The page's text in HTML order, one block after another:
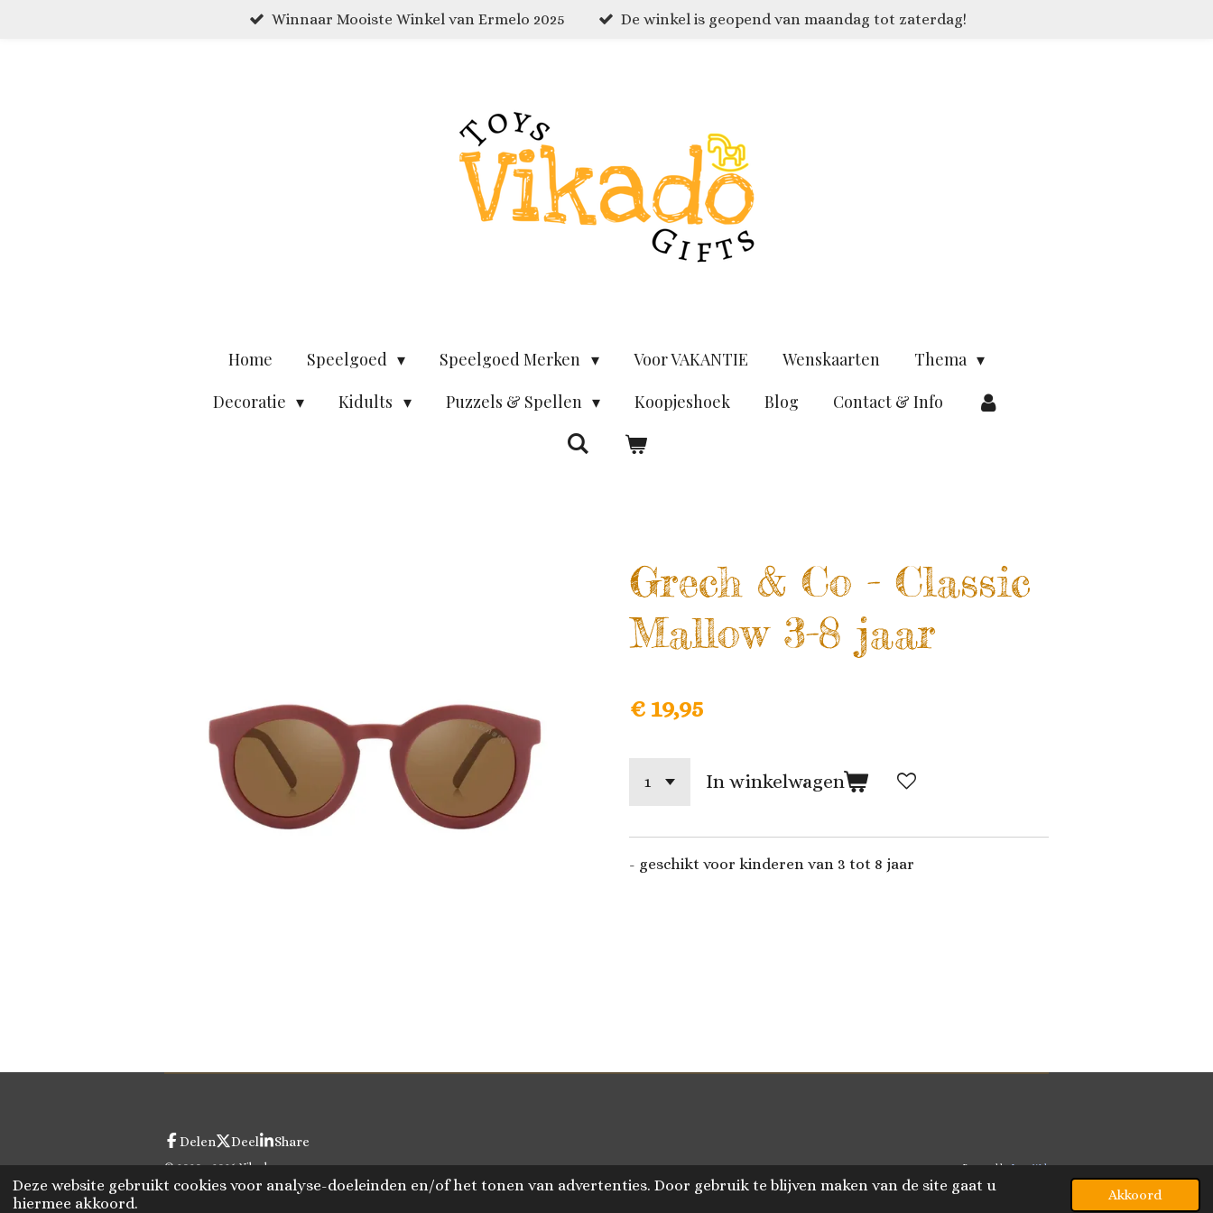
Deze website gebruikt cookies voor analyse-doeleinden en/of het tonen van advertenties. Door gebruik te blijven maken van de site gaat u
hiermee akkoord.
Akkoord
Winnaar Mooiste Winkel van Ermelo 2025 De winkel is geopend van maandag tot zaterdag!
Home Speelgoed Speelgoed Merken Voor VAKANTIE Wenskaarten
Thema
Decoratie
Kidults Puzzels & Spellen Koopjeshoek Blog Contact & Info
Grech & Co - Classic
Mallow 3-8 jaar
€ 19,95
In winkelwagen
- geschikt voor kinderen van 3 tot 8 jaar
Delen Deel Share
© 2020 - 2026 Vikado Powered byJouwWeb